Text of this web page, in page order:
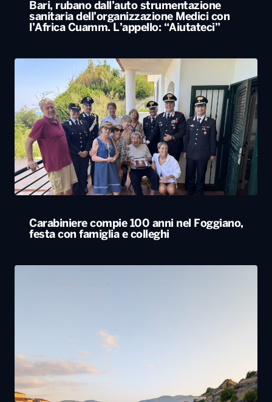
Bari, rubano dall’auto strumentazione
sanitaria dell’organizzazione Medici con
l’Africa Cuamm. L’appello: “Aiutateci”
Carabiniere compie 100 anni nel Foggiano,
festa con famiglia e colleghi